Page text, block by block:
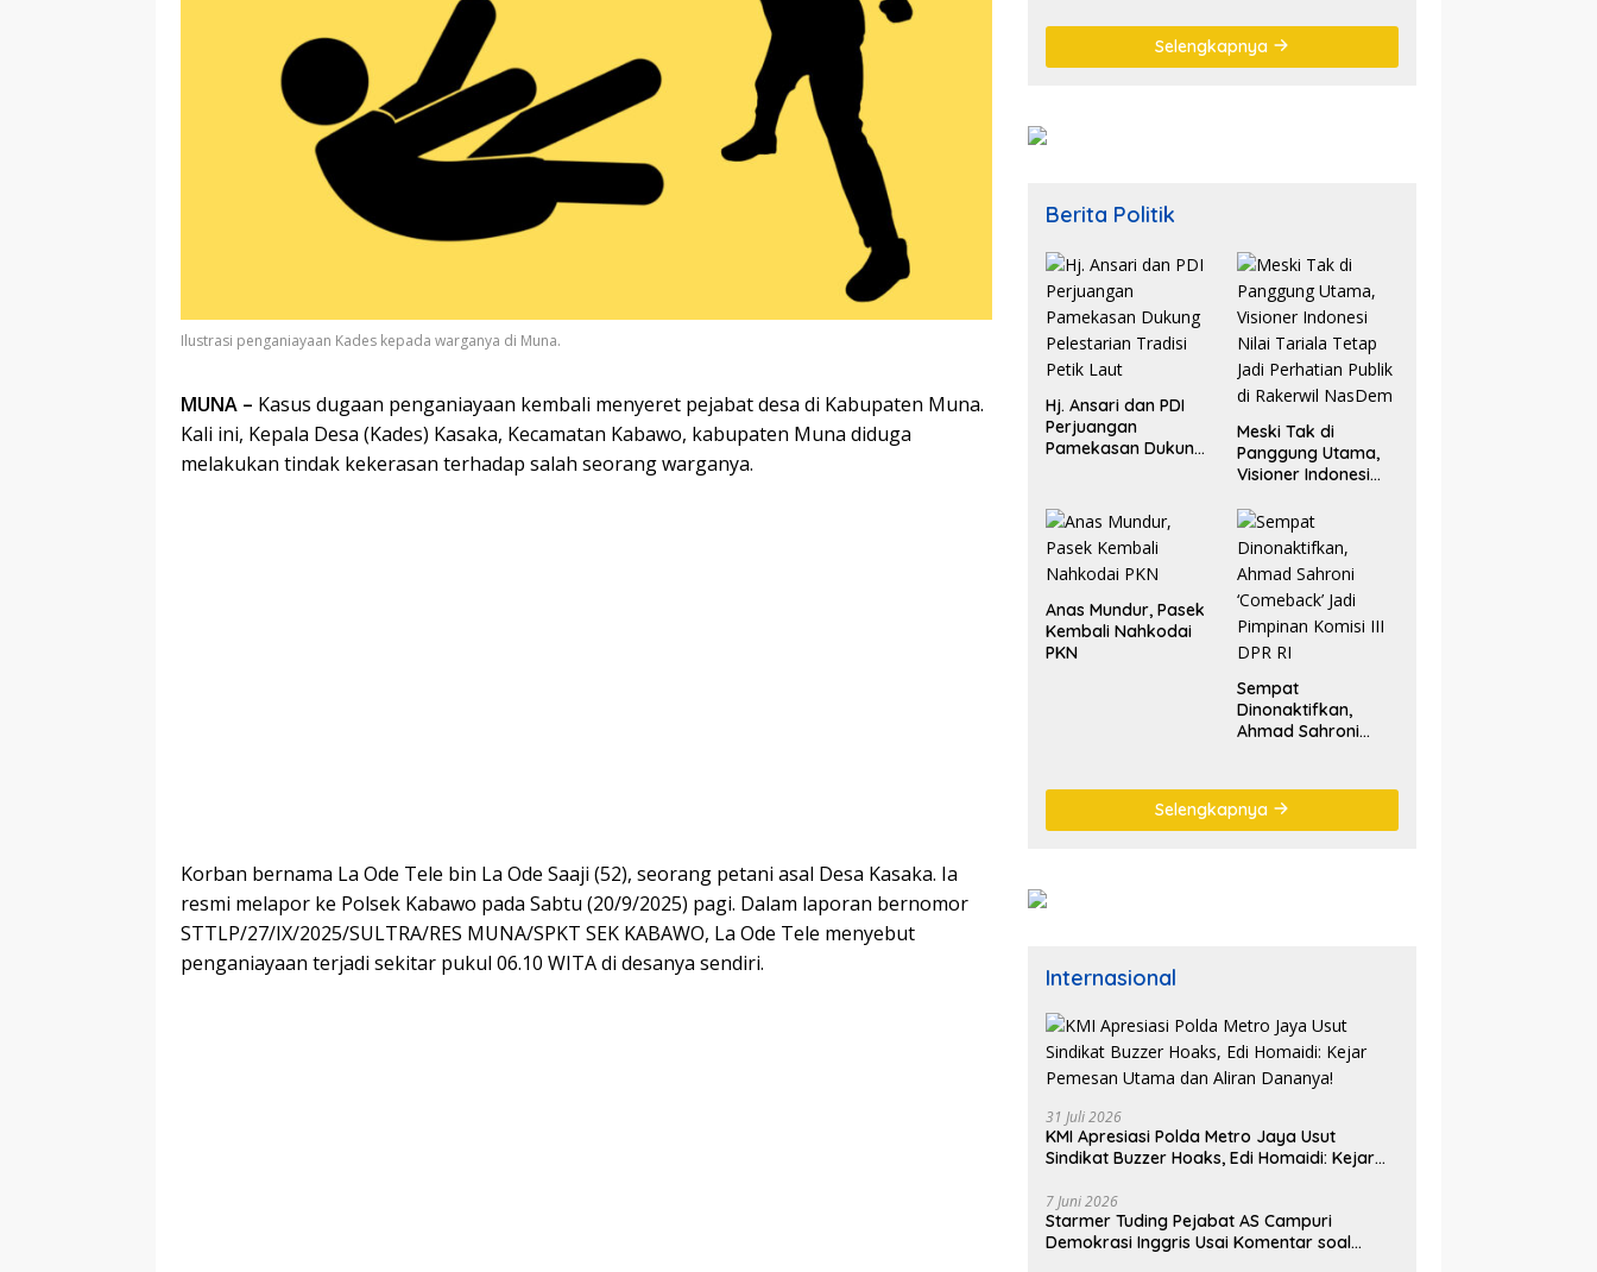
Ilustrasi penganiayaan Kades kepada warganya di Muna.
MUNA – Kasus dugaan penganiayaan kembali menyeret pejabat desa di Kabupaten Muna.
Kali ini, Kepala Desa (Kades) Kasaka, Kecamatan Kabawo, kabupaten Muna diduga
melakukan tindak kekerasan terhadap salah seorang warganya.
Korban bernama La Ode Tele bin La Ode Saaji (52), seorang petani asal Desa Kasaka. Ia
resmi melapor ke Polsek Kabawo pada Sabtu (20/9/2025) pagi. Dalam laporan bernomor
STTLP/27/IX/2025/SULTRA/RES MUNA/SPKT SEK KABAWO, La Ode Tele menyebut
penganiayaan terjadi sekitar pukul 06.10 WITA di desanya sendiri.
Indonesia–Prancis
Selengkapnya
Berita Politik
Hj. Ansari dan PDI
Perjuangan
Pamekasan Dukung
Meski Tak di
Panggung Utama,
Visioner Indonesi
Jadi Perhatian
Publik di Rakerwil
NasDem
Anas Mundur, Pasek
Kembali Nahkodai
PKN
Sempat
Dinonaktifkan,
Ahmad Sahroni
DPR RI
Selengkapnya
Internasional
31 Juli 2026
KMI Apresiasi Polda Metro Jaya Usut
Sindikat Buzzer Hoaks, Edi Homaidi: Kejar
7 Juni 2026
Starmer Tuding Pejabat AS Campuri
Demokrasi Inggris Usai Komentar soal